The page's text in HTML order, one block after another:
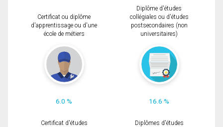
Certificat ou diplôme
d'apprentissage ou d'une
école de métiers
6.0 %
Diplôme d'études
collégiales ou d'études
postsecondaires (non
universitaires)
16.6 %
Certificat d'études
Diplômes d'études